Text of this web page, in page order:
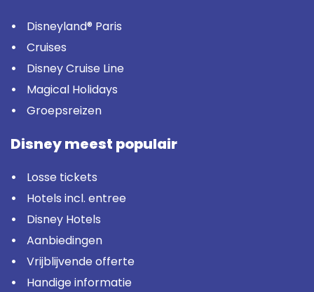
Disneyland® Paris
Cruises
Disney Cruise Line
Magical Holidays
Groepsreizen
Disney meest populair
Losse tickets
Hotels incl. entree
Disney Hotels
Aanbiedingen
Vrijblijvende offerte
Handige informatie